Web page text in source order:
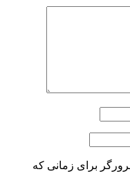
برای زمانی که